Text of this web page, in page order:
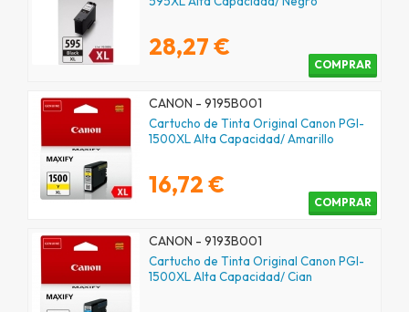
28,27 €
COMPRAR
CANON - 9195B001
Cartucho de Tinta Original Canon PGI-
1500XL Alta Capacidad/ Amarillo
16,72 €
COMPRAR
CANON - 9193B001
Cartucho de Tinta Original Canon PGI-
1500XL Alta Capacidad/ Cian